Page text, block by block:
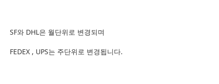
SF와 DHL은 월단위로 변경되며
FEDEX , UPS는 주단위로 변경됩니다.